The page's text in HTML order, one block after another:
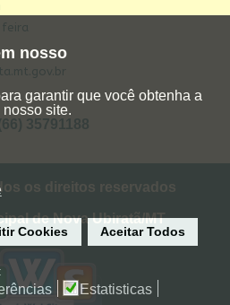
nosso
garantir que você obtenha a
site.
Cookies Aceitar Todos
Estatisticas
feira
35791188
os direitos reservados
de Nova Ubiratã/MT